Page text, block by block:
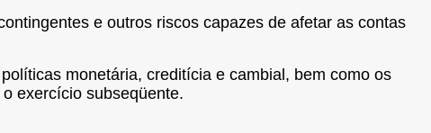
e outros riscos capazes de afetar as contas
monetária, creditícia e cambial, bem como os
exercício subseqüente.